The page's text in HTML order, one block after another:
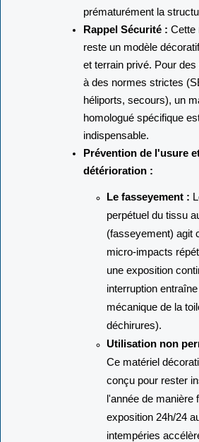
prématurément la
Rappel Sécurité : Cette
reste un modèle
et terrain privé. Pour
à des normes strictes
héliports, secours), un
homologué spécifique
indispensable.
Prévention de l'usure
détérioration :
Le fasseyement :
perpétuel du tissu
(fasseyement) agit
micro-impacts
une exposition
interruption
mécanique de la
déchirures).
Utilisation non
Ce matériel
conçu pour rester
l'année de manière
exposition 24h/24
intempéries